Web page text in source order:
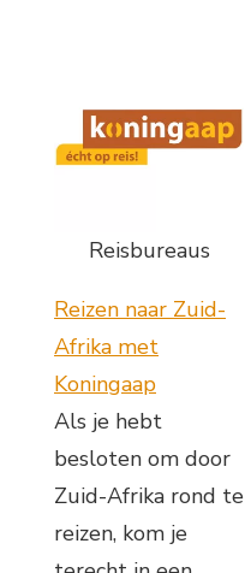
Reisbureaus
Reizen naar Zuid-
Afrika met
Koningaap
Als je hebt
besloten om door
Zuid-Afrika rond te
reizen, kom je